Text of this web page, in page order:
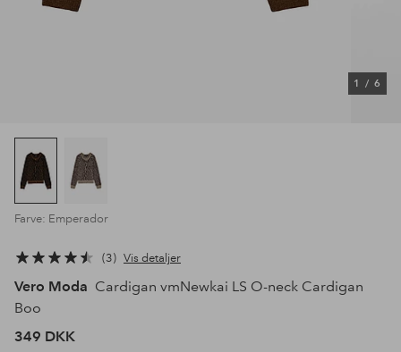
1 / 6
Farve: Emperador
3 Vis detaljer
Vero Moda Cardigan vmNewkai LS O-neck Cardigan
Boo
349 DKK